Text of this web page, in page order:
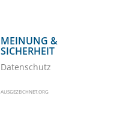
MEINUNG &
SICHERHEIT
Datenschutz
AUSGEZEICHNET.ORG